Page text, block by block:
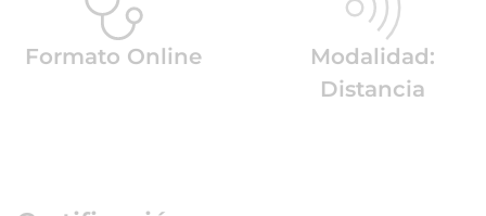
Formato Online
Modalidad:
Distancia